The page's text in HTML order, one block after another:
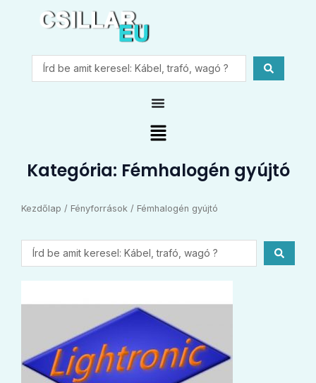
Search
...
Main
Menu
Kategória: Fémhalogén gyújtó
Kezdőlap / Fényforrások / Fémhalogén gyújtó
Search
...